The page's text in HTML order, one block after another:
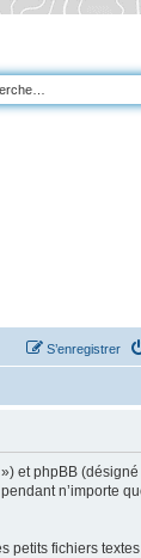
S’enregistrer
et phpBB
n’importe
petits fichiers textes